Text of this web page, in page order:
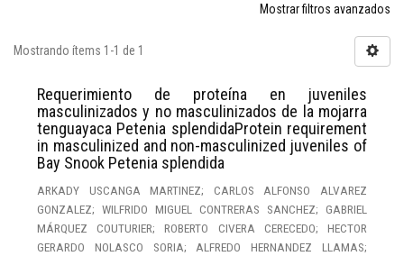
Mostrar filtros avanzados
Mostrando ítems 1-1 de 1
Requerimiento de proteína en juveniles
masculinizados y no masculinizados de la mojarra
tenguayaca Petenia splendidaProtein requirement
in masculinized and non-masculinized juveniles of
Bay Snook Petenia splendida
ARKADY USCANGA MARTINEZ; CARLOS ALFONSO ALVAREZ
GONZALEZ; WILFRIDO MIGUEL CONTRERAS SANCHEZ; GABRIEL
MÁRQUEZ COUTURIER; ROBERTO CIVERA CERECEDO; HECTOR
GERARDO NOLASCO SORIA; ALFREDO HERNANDEZ LLAMAS;